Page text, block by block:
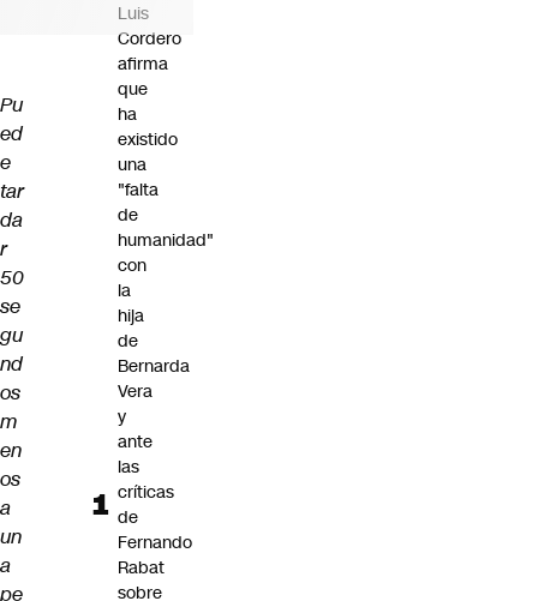
Pu
ed
e
tar
da
r
50
se
gu
nd
os
m
en
os
a
un
a
pe
Luis
Cordero
afirma
que
ha
existido
una
"falta
de
humanidad"
con
la
hija
de
Bernarda
Vera
y
ante
las
críticas
de
Fernando
Rabat
sobre